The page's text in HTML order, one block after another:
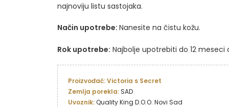
najnoviju listu sastojaka.
Način upotrebe: Nanesite na čistu kožu.
Rok upotrebe: Najbolje upotrebiti do 12
Proizvođač: Victoria s Secret
Zemlja porekla:
Uvoznik: Quality King D.O.O. Novi Sad